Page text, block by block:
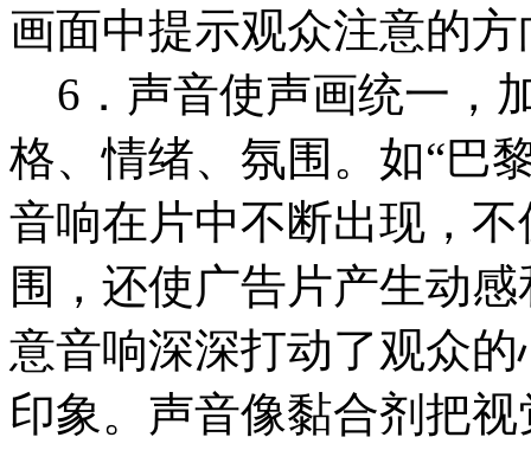
画面中提示观众注意的方
6．声音使声画统一，
格、情绪、氛围。如“巴
音响在片中不断出现，
围，还使广告片产生动
意音响深深打动了观众
印象。声音像黏合剂把